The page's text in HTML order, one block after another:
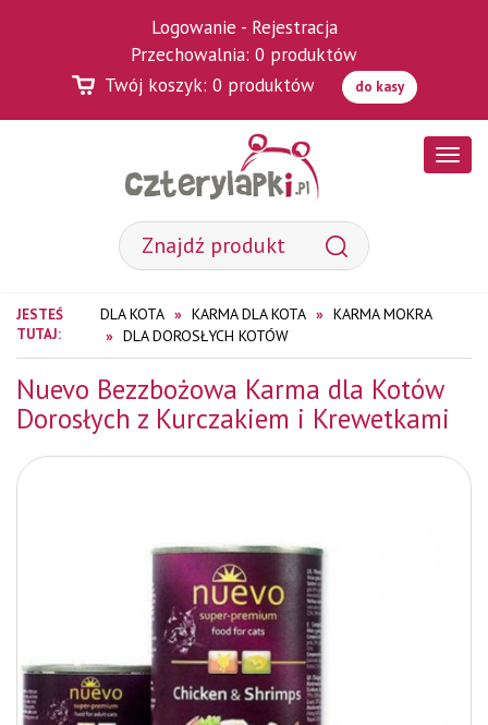
Logowanie - Rejestracja
Przechowalnia: 0 produktów
Twój koszyk: 0 produktów do kasy
JESTEŚ
TUTAJ:
DLA KOTA KARMA DLA KOTA
KARMA MOKRA
DLA DOROSŁYCH KOTÓW
Nuevo Bezzbożowa Karma dla Kotów
Dorosłych z Kurczakiem i Krewetkami